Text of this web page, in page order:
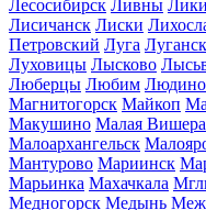
Лесосибирск Ливны
Лисичанск Лиски
Петровский Луга Луганск
Луховицы Лысково
Люберцы Любим
Магнитогорск Майкоп
Макушино Малая Вишера
Малоархангельск
Мантурово Мариинск
Марьинка Махачкала
Медногорск Медынь